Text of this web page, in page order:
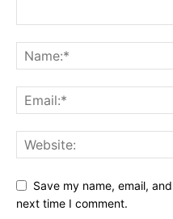
Save my name, email,
next time I comment.